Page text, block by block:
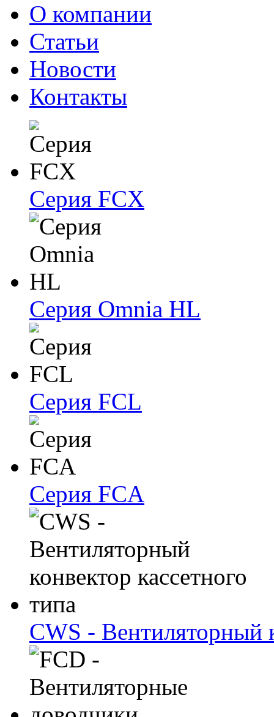
О компании
Статьи
Новости
Контакты
Серия FCX
Серия Omnia HL
Серия FCL
Серия FCA
CWS - Вентиляторный